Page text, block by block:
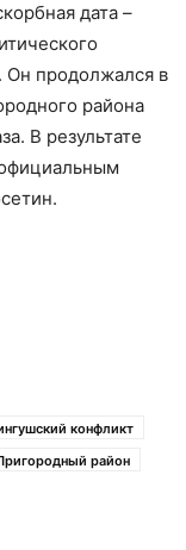
дата –
Он продолжался в
района
В результате
конфликт
район